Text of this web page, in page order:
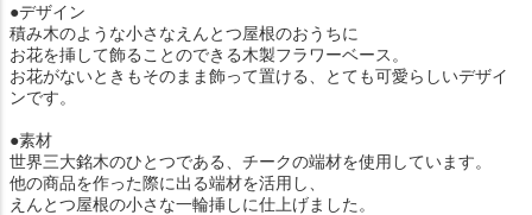
●デザイン
積み木のような小さなえんとつ屋根のおうちに
お花を挿して飾ることのできる木製フラワーベース。
お花がないときもそのまま飾って置ける、とても可愛らしいデザイ
ンです。
●素材
世界三大銘木のひとつである、チークの端材を使用しています。
他の商品を作った際に出る端材を活用し、
えんとつ屋根の小さな一輪挿しに仕上げました。